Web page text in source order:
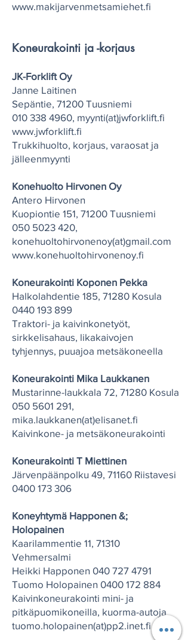
www.makijarvenmetsamiehet.fi
Koneurakointi ja -korjaus
JK-Forklift Oy
Janne Laitinen
Sepäntie, 71200 Tuusniemi
010 338 4960, myynti(at)jwforklift.fi
www.jwforklift.fi
Trukkihuolto, korjaus, varaosat ja
jälleenmyynti
Konehuolto Hirvonen Oy
Antero Hirvonen
Kuopiontie 151, 71200 Tuusniemi
050 5023 420,
konehuoltohirvonenoy(at)gmail.com
www.konehuoltohirvonenoy.fi
Koneurakointi Koponen Pekka
Halkolahdentie 185, 71280 Kosula
0440 193 899
Traktori- ja kaivinkonetyöt,
sirkkelisahaus, likakaivojen
tyhjennys, puuajoa metsäkoneella
Koneurakointi Mika Laukkanen
Mustarinne-laukkala 72, 71280 Kosula
050 5601 291,
mika.laukkanen(at)elisanet.fi
Kaivinkone- ja metsäkoneurakointi
Koneurakointi T Miettinen
Järvenpäänpolku 49, 71160 Riistavesi
0400 173 306
Koneyhtymä Happonen &;
Holopainen
Kaarilammentie 11, 71310
Vehmersalmi
Heikki Happonen 040 727 4791
Tuomo Holopainen 0400 172 884
Kaivinkoneurakointi mini- ja
pitkäpuomikoneilla, kuorma-autoja
tuomo.holopainen(at)pp2.inet.fi